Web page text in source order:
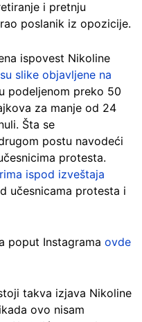
i pretnju
poslanik iz opozicije.
ispovest Nikoline
slike objavljene na
podeljenom preko 50
za manje od 24
Šta se
postu navodeći
protesta.
ispod izveštaja
učesnicama protesta i
poput Instagrama ovde
takva izjava Nikoline
ovo nisam